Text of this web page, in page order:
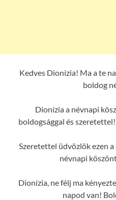
Kedves Dionízia! Ma a te
boldog
Dionízia a névnapi
boldogsággal és
Szeretettel üdvözlök ezen
névnapi
Dionízia, ne félj ma
napod van!